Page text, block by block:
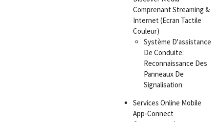
Comprenant Streaming &
Internet (Ecran Tactile
Couleur)
Système D'assistance
De Conduite:
Reconnaissance Des
Panneaux De
Signalisation
Services Online Mobile
App-Connect